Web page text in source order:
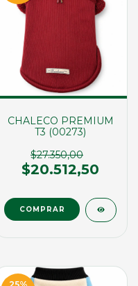
CHALECO PREMIUM
T3 (00273)
$27.350,00
$20.512,50
COMPRAR